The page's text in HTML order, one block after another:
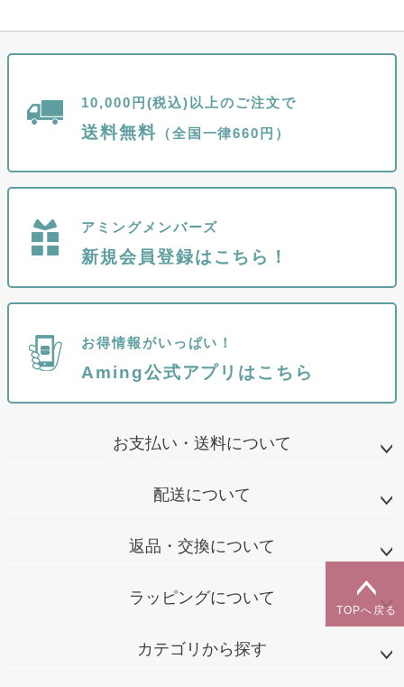
TOPへ戻る
10,000円(税込)以上のご注文で
送料無料 （全国一律660円）
アミングメンバーズ
新規会員登録はこちら！
お得情報がいっぱい！
Aming公式アプリはこちら
お支払い・送料について
配送について
返品・交換について
ラッピングについて
カテゴリから探す